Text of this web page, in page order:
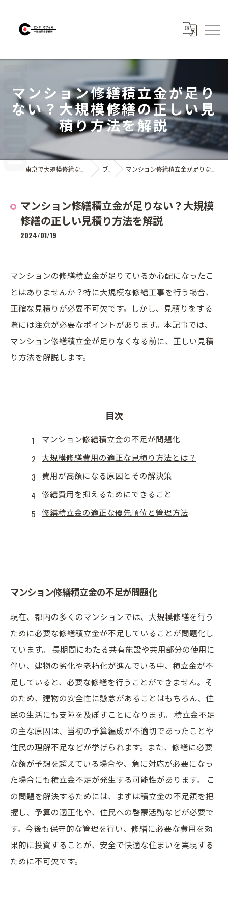
マンション修繕積立金が足り
ない？大規模修繕の正しい見
積り方法を解説
ブログ マンション修繕積立金が足りない？大規模修繕の正しい見積り方法を解説
マンション修繕積立金が足りない？大規模
修繕の正しい見積り方法を解説
2024/01/19
マンションの修繕積立金が足りているか心配になったこ
とはありませんか？特に大規模な修繕工事を行う場合、
正確な見積りが必要不可欠です。しかし、見積りをする
際には注意が必要なポイントがあります。本記事では、
マンション修繕積立金が足りなくなる前に、正しい見積
り方法を解説します。
目次
マンション修繕積立金の不足が問題化
大規模修繕費用の適正な見積り方法とは？
費用が高額になる原因とその解決策
修繕費用を抑えるためにできること
修繕積立金の適正な優先順位と管理方法
マンション修繕積立金の不足が問題化
現在、都内の多くのマンションでは、大規模修繕を行う
ために必要な修繕積立金が不足していることが問題化し
ています。 長期間にわたる共有施設や共用部分の使用に
伴い、建物の劣化や老朽化が進んでいる中、積立金が不
足していると、必要な修繕を行うことができません。そ
のため、建物の安全性に懸念があることはもちろん、住
民の生活にも支障を及ぼすことになります。 積立金不足
の主な原因は、当初の予算編成が不適切であったことや
住民の理解不足などが挙げられます。また、修繕に必要
な額が予想を超えている場合や、急に対応が必要になっ
た場合にも積立金不足が発生する可能性があります。 こ
の問題を解決するためには、まずは積立金の不足額を把
握し、予算の適正化や、住民への啓蒙活動などが必要で
す。今後も保守的な管理を行い、修繕に必要な費用を効
果的に投資することが、安全で快適な住まいを実現する
ために不可欠です。